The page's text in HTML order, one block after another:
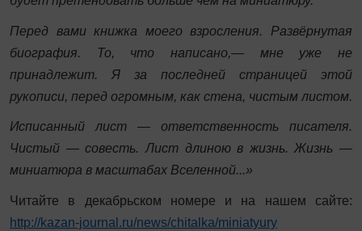
Перед вами книжка моего взросления. Развёрнутая
биография. То, что написано,— мне уже не
принадлежит. Я за последней страницей этой
рукописи, перед огромным, как стена, чистым листом.
Исписанный лист — ответственность писателя.
Чистый — совесть. Лист длиною в жизнь. Жизнь —
миниатюра в масштабах Вселенной...»
Читайте в декабрьском номере и на нашем сайте:
http://kazan-journal.ru/news/chitalka/miniatyury